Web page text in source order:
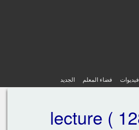
فيديوات فضاء المعلم الجديد
lecture (